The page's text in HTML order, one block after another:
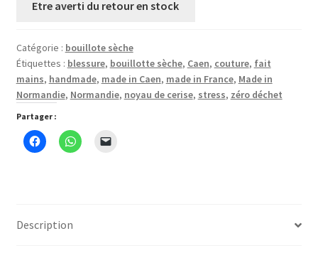
Catégorie : bouillote sèche
Étiquettes : blessure, bouillotte sèche, Caen, couture, fait
mains, handmade, made in Caen, made in France, Made in
Normandie, Normandie, noyau de cerise, stress, zéro déchet
Partager :
Description